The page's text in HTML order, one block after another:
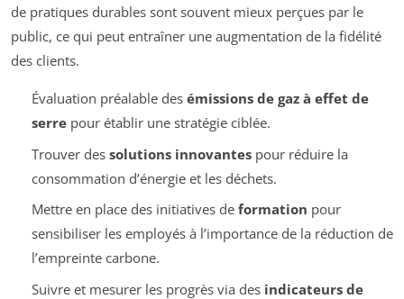
de pratiques durables sont souvent mieux perçues par le
public, ce qui peut entraîner une augmentation de la fidélité
des clients.
Évaluation préalable des émissions de gaz à effet de
serrepour établir une stratégie ciblée.
Trouver des solutions innovantespour réduire la
consommation d’énergie et les déchets.
Mettre en place des initiatives de formation pour
sensibiliser les employés à l’importance de la réduction de
l’empreinte carbone.
Suivre et mesurer les progrès via des indicateurs de